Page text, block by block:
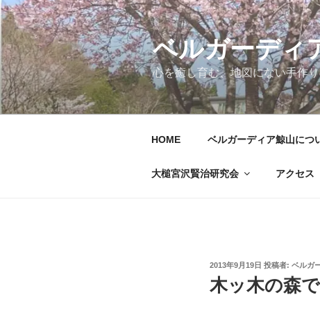
コ
ン
テ
ン
ツ
へ
ス
ベルガーディ
心を癒し育む、地図にない手作
HOME ベルガーディア鯨山につ
大槌宮沢賢治研究会 アクセス
投
日:
2013年9月19日 投稿者: ベルガ
木ッ木の森